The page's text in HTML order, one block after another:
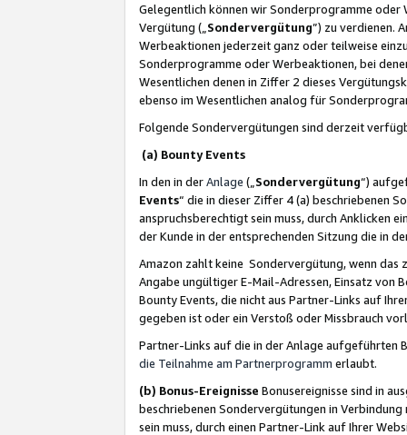
Gelegentlich können wir Sonderprogramme
Vergütung („ Sondervergütung”) zu verdienen.
Werbeaktionen jederzeit ganz oder teilweise
Sonderprogramme oder Werbeaktionen, bei
Wesentlichen denen in Ziffer 2 dieses
ebenso im Wesentlichen analog für
Folgende Sondervergütungen sind derzeit
(a) Bounty Events
In den in derAnlage („ Sondervergütung“)
Events“ die in dieser Ziffer 4 (a) beschriebenen
anspruchsberechtigt sein muss, durch Anklicken
der Kunde in der entsprechenden Sitzung die in
Amazon zahlt keine Sondervergütung, wenn das
Angabe ungültiger E-Mail-Adressen, Einsatz von
Bounty Events, die nicht aus Partner-Links auf
gegeben ist oder ein Verstoß oder Missbrauch
Partner-Links auf die in der Anlage aufgeführten
die Teilnahme am Partnerprogramm erlaubt.
(b) Bonus-Ereignisse Bonusereignisse sind in
beschriebenen Sondervergütungen in Verbindung
sein muss, durch einen Partner-Link auf Ihrer